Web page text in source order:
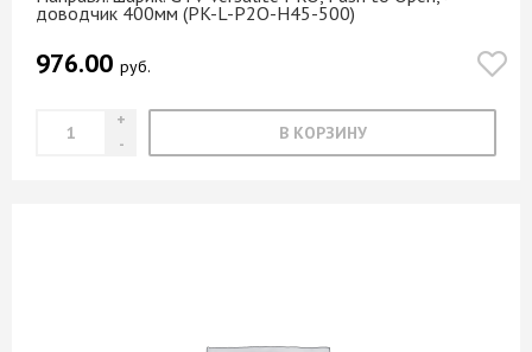
доводчик 400мм (PK-L-P2O-H45-500)
976.00 руб.
В КОРЗИНУ